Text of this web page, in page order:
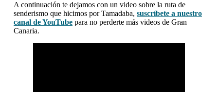
A continuación te dejamos con un video sobre la ruta de
senderismo que hicimos por Tamadaba, suscríbete a nuestro
canal de YouTube para no perderte más videos de Gran
Canaria.